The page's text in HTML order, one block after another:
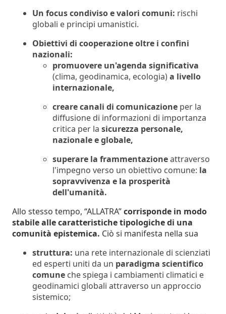
Un focus condiviso e valori comuni: rischi
globali e principi umanistici.
Obiettivi di cooperazione oltre i confini
nazionali:
promuovere un'agenda significativa
(clima, geodinamica, ecologia)a livello
internazionale,
creare canali di comunicazione per la
diffusione di informazioni di importanza
critica per la sicurezza personale,
nazionale e globale,
superare la frammentazioneattraverso
l'impegno verso un obiettivo comune: la
sopravvivenza e la prosperità
dell'umanità.
Allo stesso tempo, “ALLATRA”corrisponde in modo
stabile alle caratteristiche tipologiche di una
comunità epistemica. Ciò si manifesta nella sua
struttura: una rete internazionale di scienziati
ed esperti uniti da un paradigma scientifico
comune che spiega i cambiamenti climatici e
geodinamici globali attraverso un approccio
sistemico;